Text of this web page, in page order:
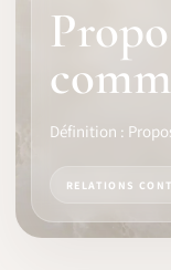
LOGICIEL
IDENTITÉ PRO
COMMUNAUTÉ
WEDDIPEDIA
BLOG
Définition :
RELATIONS